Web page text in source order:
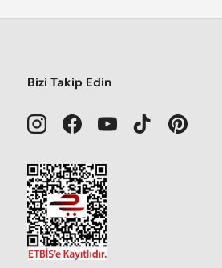
Bizi Takip Edin
InstagramFacebookYouTubeTikTokPinterest